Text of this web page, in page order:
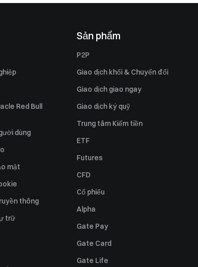
Red Bull
dùng
mật
thông
trữ
Sản phẩm
P2P
Giao dịch khối & Chuyển đổi
Giao dịch giao ngay
Giao dịch ký quỹ
Trung tâm Kiếm tiền
ETF
Futures
CFD
Cổ phiếu
Alpha
Gate Pay
Gate Card
Gate Life